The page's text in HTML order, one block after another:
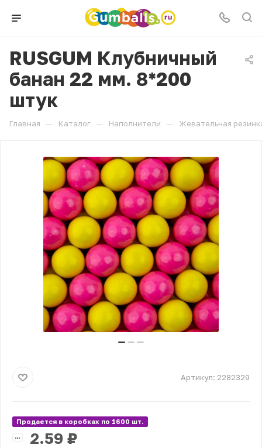
RUSGUM Клубничный
банан 22 мм. 8*200
штук
Главная — Каталог — Наполнители — Жевательная
Артикул: 2282329
Продается в коробках по 1600 шт.
2.59 ₽